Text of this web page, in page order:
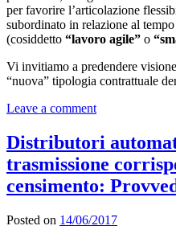
per favorire l’articolazione
subordinato in relazione al
(cosiddetto “lavoro agile” o
Vi invitiamo a predendere
“nuova” tipologia contrattuale
Leave a comment
Distributori
trasmissione
censimento:
Posted on 14/06/2017